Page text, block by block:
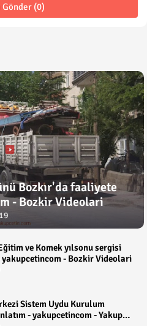
Gönder (0)
Bozkır'da faaliyete
- Bozkir Videolari
ve Komek yılsonu sergisi
- Bozkir Videolari
Sistem Uydu Kurulum
- yakupcetincom - Yakup